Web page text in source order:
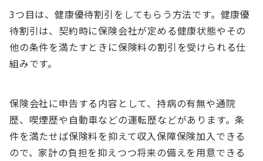
3つ目は、健康優待割引をしてもらう方法です。健康優
待割引は、契約時に保険会社が定める健康状態やその
他の条件を満たすときに保険料の割引を受けられる仕
組みです。
保険会社に申告する内容として、持病の有無や通院
歴、喫煙歴や自動車などの運転歴などがあります。条
件を満たせば保険料を抑えて収入保障保険加入できる
ので、家計の負担を抑えつつ将来の備えを用意できる